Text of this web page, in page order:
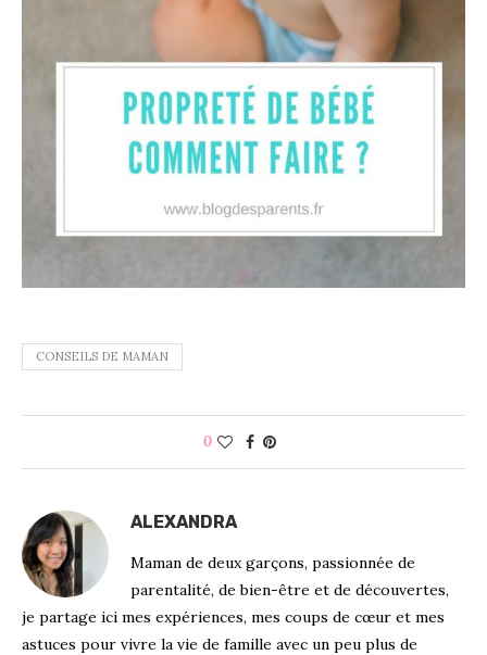
CONSEILS DE MAMAN
0
ALEXANDRA
Maman de deux garçons, passionnée de
parentalité, de bien-être et de découvertes,
je partage ici mes expériences, mes coups de cœur et mes
astuces pour vivre la vie de famille avec un peu plus de